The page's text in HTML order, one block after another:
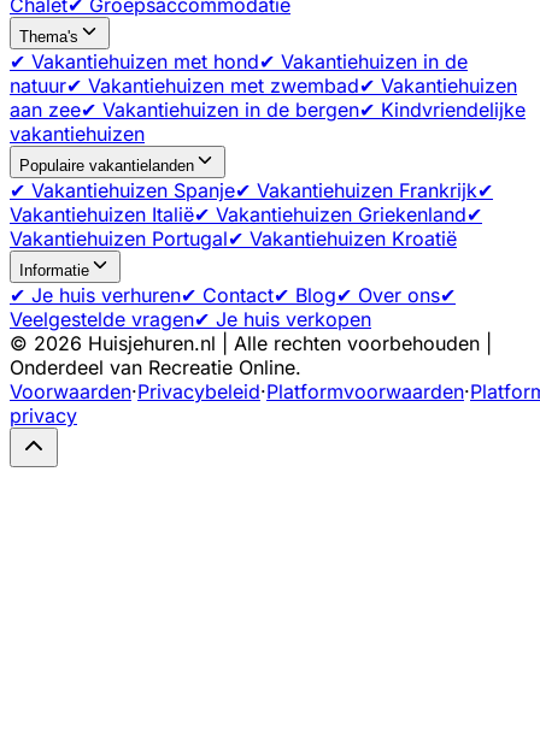
Thema's
✔ Vakantiehuizen met hond✔ Vakantiehuizen in de
natuur✔ Vakantiehuizen met zwembad✔ Vakantiehuizen
aan zee✔ Vakantiehuizen in de bergen✔ Kindvriendelijke
vakantiehuizen
Populaire vakantielanden
✔ Vakantiehuizen Spanje✔ Vakantiehuizen Frankrijk✔
Vakantiehuizen Italië✔ Vakantiehuizen Griekenland✔
Vakantiehuizen Portugal✔ Vakantiehuizen Kroatië
Informatie
✔ Je huis verhuren✔ Contact✔ Blog✔ Over ons✔
Veelgestelde vragen✔ Je huis verkopen
© 2026 Huisjehuren.nl | Alle rechten voorbehouden |
Onderdeel van Recreatie Online.
Voorwaarden·Privacybeleid·Platformvoorwaarden·
privacy